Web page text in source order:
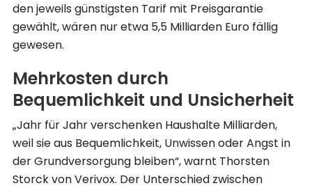
den jeweils günstigsten Tarif mit Preisgarantie
gewählt, wären nur etwa 5,5 Milliarden Euro fällig
gewesen.
Mehrkosten durch
Bequemlichkeit und Unsicherheit
„Jahr für Jahr verschenken Haushalte Milliarden,
weil sie aus Bequemlichkeit, Unwissen oder Angst in
der Grundversorgung bleiben“, warnt Thorsten
Storck von Verivox. Der Unterschied zwischen